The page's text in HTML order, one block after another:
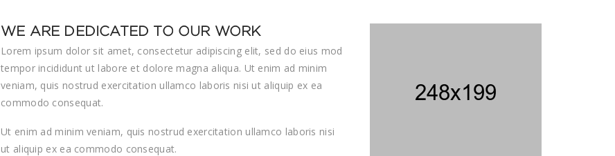
WE ARE DEDICATED TO OUR WORK
Lorem ipsum dolor sit amet, consectetur adipiscing elit, sed do eius mod
tempor incididunt ut labore et dolore magna aliqua. Ut enim ad minim
veniam, quis nostrud exercitation ullamco laboris nisi ut aliquip ex ea
commodo consequat.
Ut enim ad minim veniam, quis nostrud exercitation ullamco laboris nisi
ut aliquip ex ea commodo consequat.